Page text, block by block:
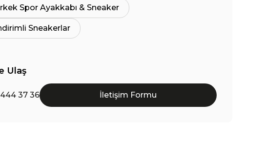
Spor Ayakkabı & Sneaker
Sneakerlar
Ulaş
444 37 36 İletişim Formu